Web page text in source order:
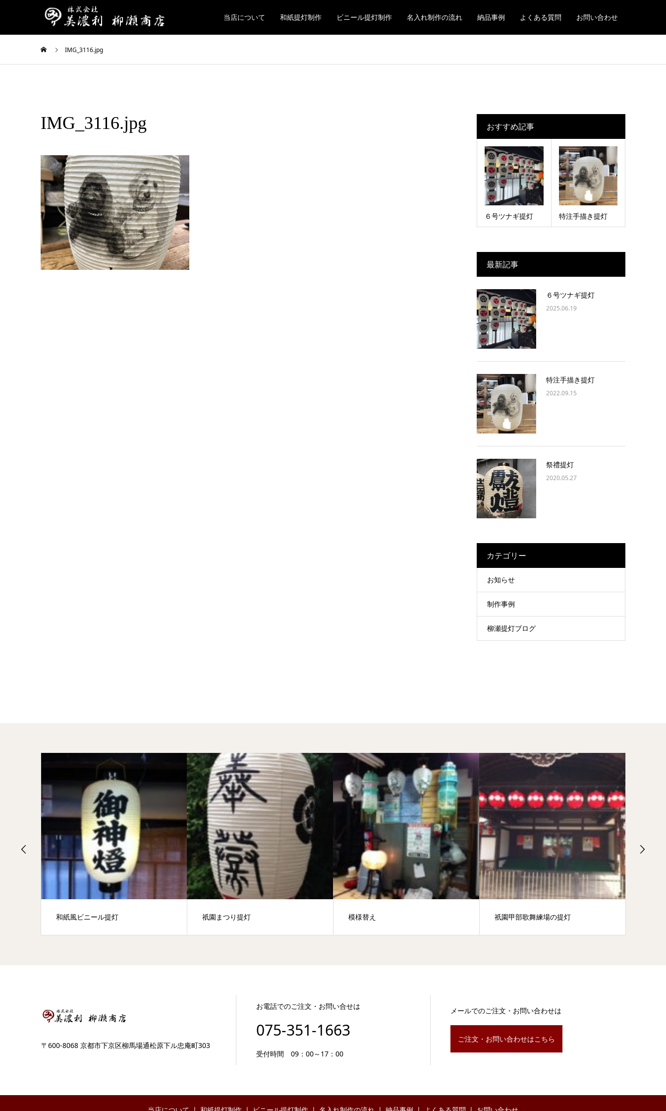
当店について 和紙提灯制作 ビニール提灯制作 名入れ制作の流れ 納品事例 よくある質問 お問い合わせ
IMG_3116.jpg
IMG_3116.jpg おすすめ記事
６号ツナギ提灯 特注手描き提灯
最新記事
６号ツナギ提灯
2025.06.19
特注手描き提灯
2022.09.15
祭禮提灯
2020.05.27
カテゴリー
お知らせ
制作事例
柳瀬提灯ブログ
和紙風ビニール提灯 祇園まつり提灯 模様替え 祇園甲部歌舞練場の提灯
〒600-8068 京都市下京区柳馬場通松原下ル忠庵町303
お電話でのご注文・お問い合せは
075-351-1663
受付時間 09：00～17：00
メールでのご注文・お問い合わせは
ご注文・お問い合わせはこちら